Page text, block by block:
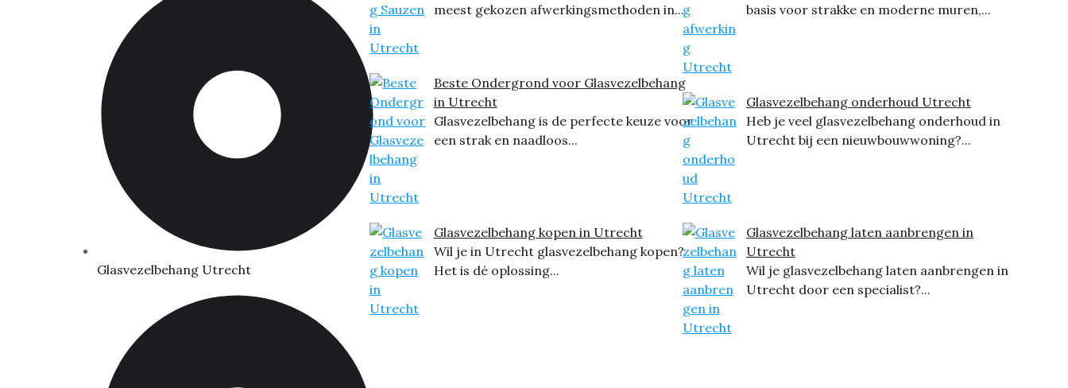
Glasvezelbehang Utrecht
meest gekozen afwerkingsmethoden in...
Beste Ondergrond voor Glasvezelbehang
in Utrecht
Glasvezelbehang is de perfecte keuze voor
een strak en naadloos...
Glasvezelbehang kopen in Utrecht
Wil je in Utrecht glasvezelbehang kopen?
Het is dé oplossing...
basis voor strakke en moderne muren,...
Glasvezelbehang onderhoud Utrecht
Heb je veel glasvezelbehang onderhoud in
Utrecht bij een nieuwbouwwoning?...
Glasvezelbehang laten aanbrengen in
Utrecht
Wil je glasvezelbehang laten aanbrengen in
Utrecht door een specialist?...